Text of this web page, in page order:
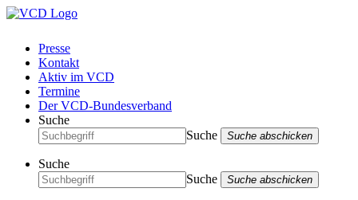
Presse
Kontakt
Aktiv im VCD
Termine
Der VCD-Bundesverband
Suche
Suche
Suche abschicken
Suche
Suche
Suche abschicken